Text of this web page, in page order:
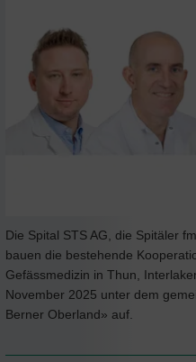
Die Spital STS AG, die Spitäler
bauen die bestehende
Gefässmedizin in Thun,
November 2025 unter dem
Berner Oberland» auf.